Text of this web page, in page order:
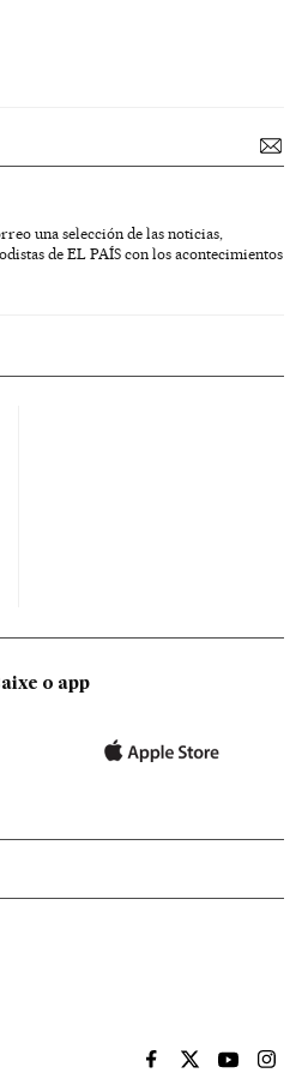
una selección de las noticias,
de EL PAÍS con los acontecimientos
o app
EL PAÍS BRASIL EN
EL PAÍSEL PAÍS
EL